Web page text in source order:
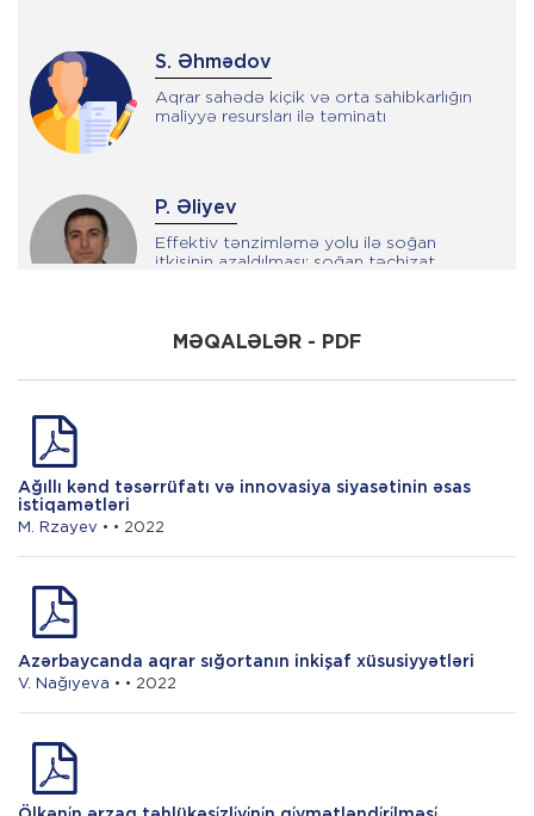
S. Əhmədov
Aqrar sahədə kiçik və orta sahibkarlığın
maliyyə resursları ilə təminatı
P. Əliyev
Effektiv tənzimləmə yolu ilə soğan
itkisinin azaldılması: soğan təchizat
F. Quliyev
Lerik rayonunda çayçılığın inkişaf
B. Əhmədov
Azərbaycanda gömrük tarif siyasətinin
kənd təsərrüfatının investisiya
MƏQALƏLƏR - PDF
Ağıllı kənd təsərrüfatı və innovasiya siyasətinin əsas
istiqamətləri
M. Rzayev • • 2022
Azərbaycanda aqrar sığortanın inkişaf xüsusiyyətləri
V. Nağıyeva • • 2022